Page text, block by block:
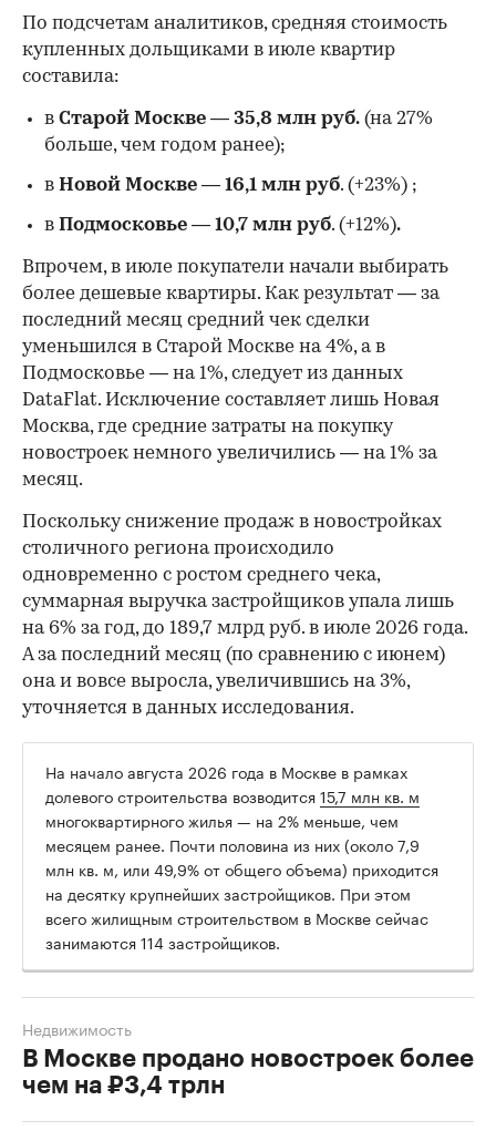
По подсчетам аналитиков, средняя стоимость
купленных дольщиками в июле квартир
составила:
в Старой Москве — 35,8 млн руб. (на 27%
больше, чем годом ранее);
в Новой Москве — 16,1 млн руб. (+23%) ;
в Подмосковье — 10,7 млн руб. (+12%).
Впрочем, в июле покупатели начали выбирать
более дешевые квартиры. Как результат — за
последний месяц средний чек сделки
уменьшился в Старой Москве на 4%, а в
Подмосковье — на 1%, следует из данных
DataFlat. Исключение составляет лишь Новая
Москва, где средние затраты на покупку
новостроек немного увеличились — на 1% за
месяц.
Поскольку снижение продаж в новостройках
столичного региона происходило
одновременно с ростом среднего чека,
суммарная выручка застройщиков упала лишь
на 6% за год, до 189,7 млрд руб. в июле 2026 года.
А за последний месяц (по сравнению с июнем)
она и вовсе выросла, увеличившись на 3%,
уточняется в данных исследования.
На начало августа 2026 года в Москве в рамках
долевого строительства возводится15,7 млн кв. м
многоквартирного жилья — на 2% меньше, чем
месяцем ранее. Почти половина из них (около 7,9
млн кв. м, или 49,9% от общего объема) приходится
на десятку крупнейших застройщиков. При этом
всего жилищным строительством в Москве сейчас
занимаются 114 застройщиков.
В Москве продано новостроек более
чем на ₽3,4 трлн
Недвижимость